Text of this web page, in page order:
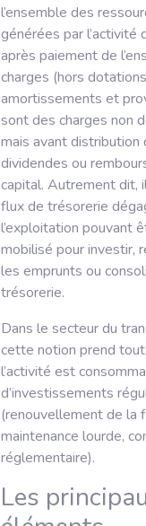
l’ensemble des
générées par l’activité
après paiement de
charges (hors
amortissements et
sont des charges non
mais avant distribution
dividendes ou
capital. Autrement dit,
flux de trésorerie
l’exploitation pouvant
mobilisé pour investir,
les emprunts ou
trésorerie.
Dans le secteur du
cette notion prend
l’activité est
d’investissements
(renouvellement de la
maintenance lourde,
réglementaire).
Les